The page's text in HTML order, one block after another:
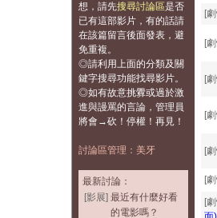
想， 請先搜尋討論區是否
已有這部影片，有的話請
在該篇留言後面發表，避
免重複。
◎請利用上面的分類及關
鍵字搜尋功能找尋影片。
◎如有故意挑釁或過於激
進與謾罵的言論，管理員
將會→砍！停權！再見！
討論區管理：美牙
最新討論：
[影展] 最近有什麼好看
的電影嗎？
[
[
[
[
[
[
[